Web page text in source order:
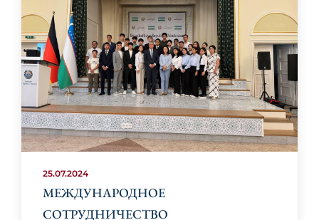
25.07.2024
МЕЖДУНАРОДНОЕ
СОТРУДНИЧЕСТВО